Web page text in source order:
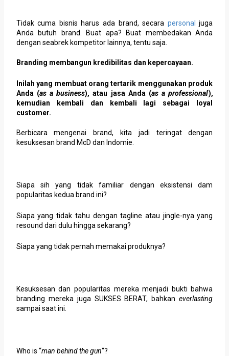
Tidak cuma bisnis harus ada brand, secara personal juga
Anda butuh brand. Buat apa? Buat membedakan Anda
dengan seabrek kompetitor lainnya, tentu saja.
Branding membangun kredibilitas dan kepercayaan.
Inilah yang membuat orang tertarik menggunakan produk
Anda (as a business), atau jasa Anda (as a professional),
kemudian kembali dan kembali lagi sebagai loyal
customer.
Berbicara mengenai brand, kita jadi teringat dengan
kesuksesan brand McD dan Indomie.
Siapa sih yang tidak familiar dengan eksistensi dam
popularitas kedua brand ini?
Siapa yang tidak tahu dengan tagline atau jingle-nya yang
resound dari dulu hingga sekarang?
Siapa yang tidak pernah memakai produknya?
Kesuksesan dan popularitas mereka menjadi bukti bahwa
branding mereka juga SUKSES BERAT, bahkaneverlasting
sampai saat ini.
Who is “man behind the gun“?